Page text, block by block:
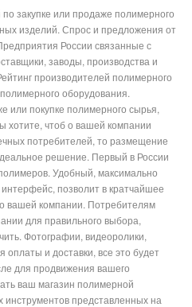
закупке или продаже полимерного
изделий. Спрос и предложения от
России связанные с
заводы, производства и
производителей полимерного
оборудования.
или покупке полимерного сырья,
хотите, чтоб о вашей компании
потребителей, то размещение
решение. Первый в России
Удобный, максимально
позволит в кратчайшее
вашей компании. Потребителям
для правильного выбора,
Фотографии, видеоролики,
оплаты и доставки, все это будет
для продвижения вашего
ваш магазин полимерной
представленных на